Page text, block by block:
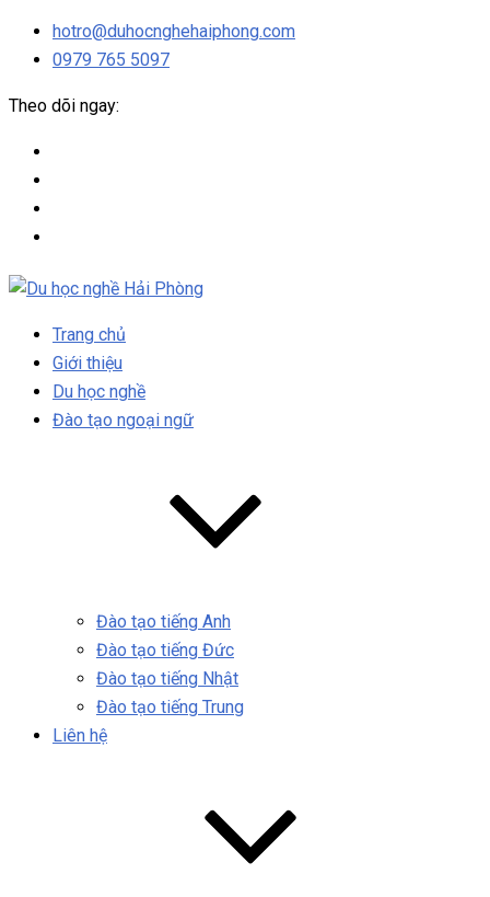
hotro@duhocnghehaiphong.com
0979 765 5097
Theo dõi ngay:
Trang chủ
Giới thiệu
Du học nghề
Đào tạo ngoại ngữ
Đào tạo tiếng Anh
Đào tạo tiếng Đức
Đào tạo tiếng Nhật
Đào tạo tiếng Trung
Liên hệ